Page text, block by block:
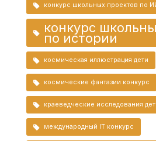
конкурс школьных проектов по
конкурс
по истории
космическая иллюстрация дети
космические фантазии конкурс
краеведческие исследования
международный IT конкурс